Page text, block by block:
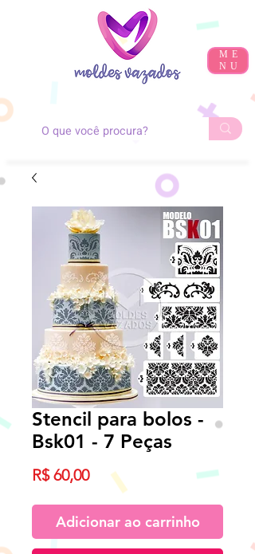
ME
NU
Stencil para bolos -
Bsk01 - 7 Peças
R$ 60,00Preço
Adicionar ao carrinho